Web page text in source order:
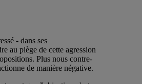
- dans ses
au piège de cette agression
Plus nous contre-
de manière négative.